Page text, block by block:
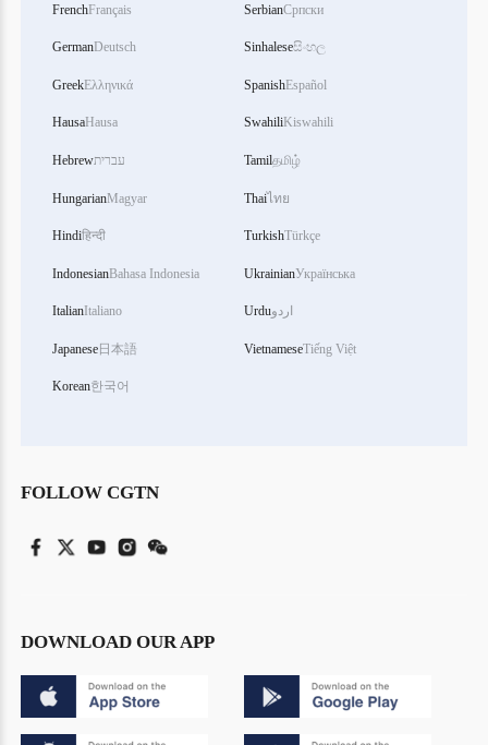
FrenchFrançais
GermanDeutsch
GreekΕλληνικά
HausaHausa
Hebrewעברית
HungarianMagyar
Hindiहिन्दी
IndonesianBahasa Indonesia
ItalianItaliano
Japanese日本語
Korean한국어
SerbianСрпски
Sinhaleseසිංහල
SpanishEspañol
SwahiliKiswahili
Tamilதமிழ்
Thaiไทย
TurkishTürkçe
UkrainianУкраїнська
Urduاردو
VietnameseTiếng Việt
FOLLOW CGTN
DOWNLOAD OUR APP